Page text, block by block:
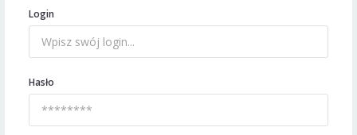
Login
Hasło